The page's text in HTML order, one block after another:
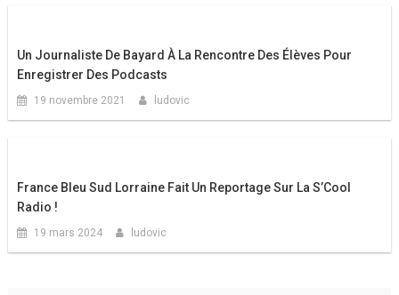
Un Journaliste De Bayard À La Rencontre Des Élèves Pour
Enregistrer Des Podcasts
19 novembre 2021 ludovic
France Bleu Sud Lorraine Fait Un Reportage Sur La S’Cool
Radio !
19 mars 2024 ludovic